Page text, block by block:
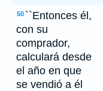
50 ``Entonces él,
con su
comprador,
calculará desde
el año en que
se vendió a él